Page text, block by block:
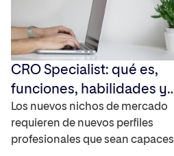
CRO Specialist: qué es,
funciones, habilidades y
cómo convertirte en uno
Los nuevos nichos de mercado
requieren de nuevos perfiles
profesionales que sean capaces